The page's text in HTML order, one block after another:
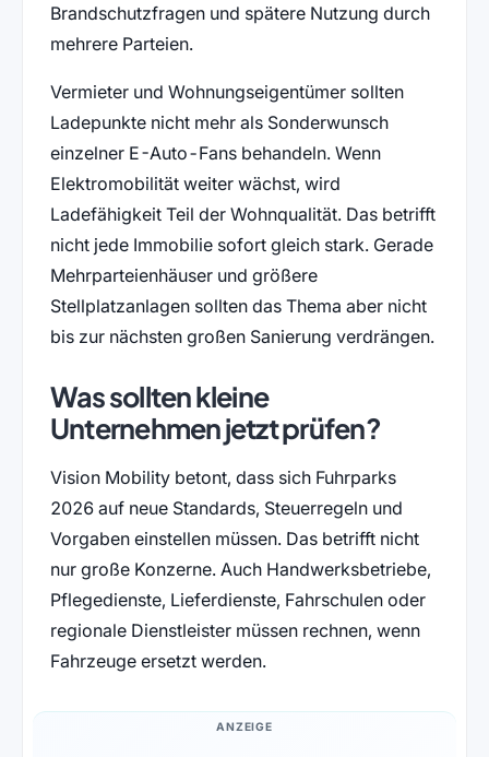
Brandschutzfragen und spätere Nutzung durch
mehrere Parteien.
Vermieter und Wohnungseigentümer sollten
Ladepunkte nicht mehr als Sonderwunsch
einzelner E-Auto-Fans behandeln. Wenn
Elektromobilität weiter wächst, wird
Ladefähigkeit Teil der Wohnqualität. Das betrifft
nicht jede Immobilie sofort gleich stark. Gerade
Mehrparteienhäuser und größere
Stellplatzanlagen sollten das Thema aber nicht
bis zur nächsten großen Sanierung verdrängen.
Was sollten kleine
Unternehmen jetzt prüfen?
Vision Mobility betont, dass sich Fuhrparks
2026 auf neue Standards, Steuerregeln und
Vorgaben einstellen müssen. Das betrifft nicht
nur große Konzerne. Auch Handwerksbetriebe,
Pflegedienste, Lieferdienste, Fahrschulen oder
regionale Dienstleister müssen rechnen, wenn
Fahrzeuge ersetzt werden.
ANZEIGE